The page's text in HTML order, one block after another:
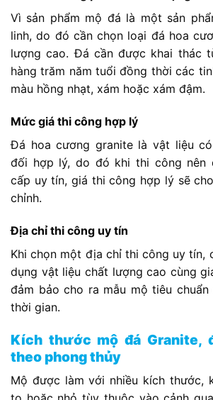
Vì sản phẩm mộ đá là một sản
linh, do đó cần chọn loại đá hoa
lượng cao. Đá cần được khai thác
hàng trăm năm tuổi đồng thời các
màu hồng nhạt, xám hoặc xám đậm.
Mức giá thi công hợp lý
Đá hoa cương granite là vật liệu
đối hợp lý, do đó khi thi công nên
cấp uy tín, giá thi công hợp lý sẽ
chỉnh.
Địa chỉ thi công uy tín
Khi chọn một địa chỉ thi công uy tín,
dụng vật liệu chất lượng cao cùng
đảm bảo cho ra mẫu mộ tiêu
thời gian.
Kích thước mộ đá Granite,
theo phong thủy
Mộ được làm với nhiều kích thước,